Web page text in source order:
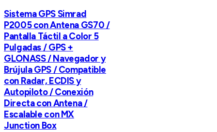
Sistema GPS Simrad
P2005 con Antena GS70 /
Pantalla Táctil a Color 5
Pulgadas / GPS +
GLONASS / Navegador y
Brújula GPS / Compatible
con Radar, ECDIS y
Autopiloto / Conexión
Directa con Antena /
Escalable con MX
Junction Box